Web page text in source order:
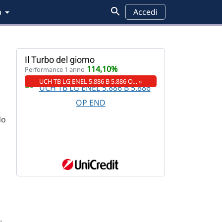
Accedi
Il Turbo del giorno
Performance 1 anno 114,10%
UCH TB LG ENEL 5.886 B 5.886 O… »